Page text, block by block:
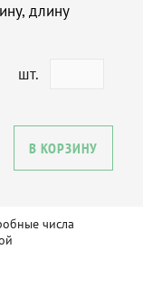
длину
шт.
В КОРЗИНУ
числа